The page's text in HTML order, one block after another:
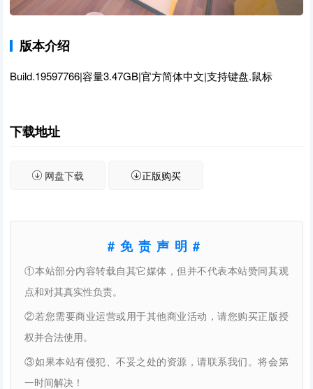
版本介绍
Build.19597766|容量3.47GB|官方简体中文|支持键盘.鼠标
下载地址
网盘下载 正版购买
#免责声明#
①本站部分内容转载自其它媒体，但并不代表本站赞同其观
点和对其真实性负责。
②若您需要商业运营或用于其他商业活动，请您购买正版授
权并合法使用。
③如果本站有侵犯、不妥之处的资源，请联系我们。将会第
一时间解决！